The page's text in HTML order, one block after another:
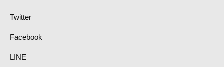
Twitter
Facebook
LINE